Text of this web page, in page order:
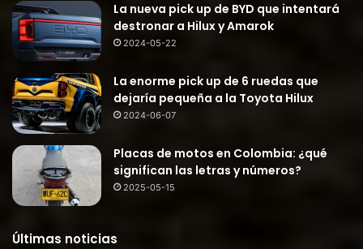
La nueva pick up de BYD que intentará
destronar a Hilux y Amarok
2024-05-22
La enorme pick up de 6 ruedas que
dejaría pequeña a la Toyota Hilux
2024-06-07
Placas de motos en Colombia: ¿qué
significan las letras y números?
2025-05-15
Últimas noticias